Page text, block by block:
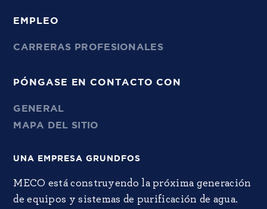
EMPLEO
CARRERAS PROFESIONALES
PÓNGASE EN CONTACTO CON
GENERAL
MAPA DEL SITIO
UNA EMPRESA GRUNDFOS
MECO está construyendo la próxima generación
de equipos y sistemas de purificación de agua.